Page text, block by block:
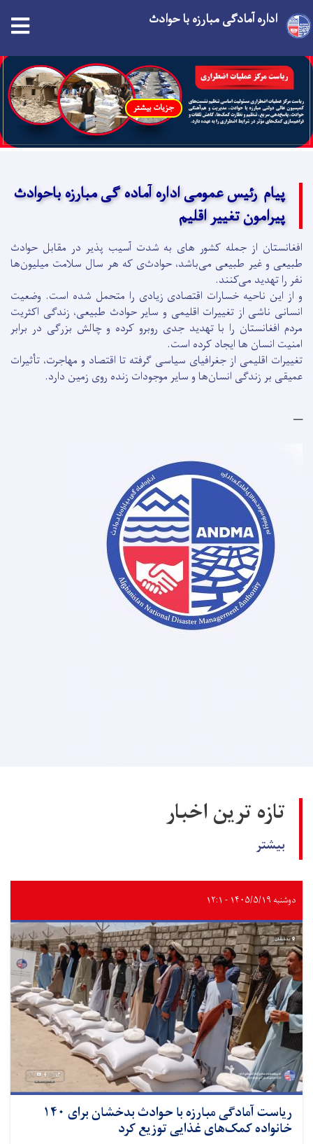
Skip
to
main
content
اداره آمادگی مبارزه با حوادث
جزیات بیشتر
پیام رئیس عمومی اداره آماده گی مبارزه باحوادث
پیرامون تغییر اقلیم
افغانستان از جمله کشور های به شدت آسیب پذیر در مقابل حوادث
طبیعی و غیر طبیعی می‌باشد، حوادث‌ی که هر سال سلامت میلیون‌ها
نفر را تهدید می‌کنند.
و از این ناحیه خسارات اقتصادی زیادی را متحمل شده است. وضعیت
انسانی ناشی از تغییرات اقلیمی و سایر حوادث طبیعی، زندگی اکثریت
مردم افغانستان را با تهدید جدی روبرو کرده و چالش بزرگی در برابر
امنیت انسان ها ایجاد کرده است.
تغییرات اقلیمی از جغرافیای سیاسی گرفته تا اقتصاد و مهاجرت، تأثیرات
عمیقی بر زندگی انسان‌ها و سایر موجودات زنده روی زمین دارد.
تازه ترین اخبار
بیشتر
دوشنبه ۱۴۰۵/۵/۱۹ - ۱۲:۱
ریاست آمادگی مبارزه با حوادث بدخشان برای ۱۴۰
خانواده کمک‌های غذایی توزیع کرد